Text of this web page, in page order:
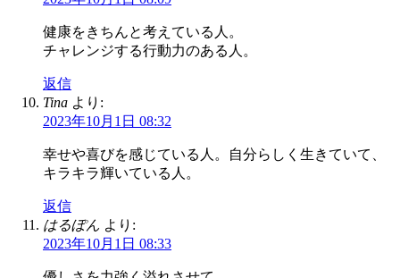
健康をきちんと考えている人。
チャレンジする行動力のある人。
返信
Tina より:
2023年10月1日 08:32
幸せや喜びを感じている人。自分らしく生きていて、
キラキラ輝いている人。
返信
はるぽん より:
2023年10月1日 08:33